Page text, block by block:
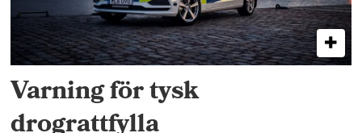
Varning för tysk